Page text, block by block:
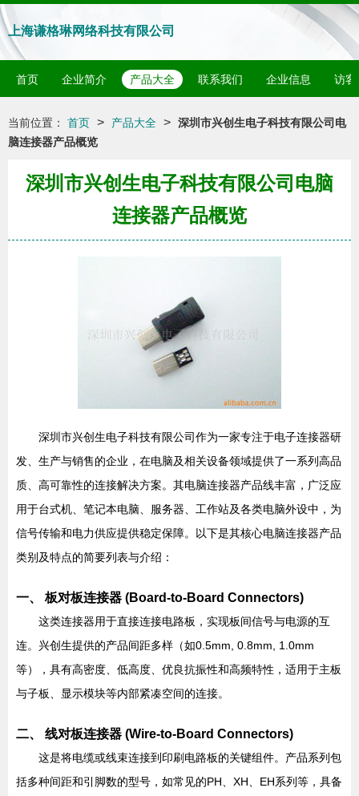
上海谦格琳网络科技有限公司
首页 企业简介 产品大全 联系我们 企业信息 访客
当前位置： 首页 > 产品大全 > 深圳市兴创生电子科技有限公司电
脑连接器产品概览
深圳市兴创生电子科技有限公司电脑
连接器产品概览
深圳市兴创生电子科技有限公司作为一家专注于电子连接器研
发、生产与销售的企业，在电脑及相关设备领域提供了一系列高品
质、高可靠性的连接解决方案。其电脑连接器产品线丰富，广泛应
用于台式机、笔记本电脑、服务器、工作站及各类电脑外设中，为
信号传输和电力供应提供稳定保障。以下是其核心电脑连接器产品
类别及特点的简要列表与介绍：
一、 板对板连接器 (Board-to-Board Connectors)
这类连接器用于直接连接电路板，实现板间信号与电源的互
连。兴创生提供的产品间距多样（如0.5mm, 0.8mm, 1.0mm
等），具有高密度、低高度、优良抗振性和高频特性，适用于主板
与子板、显示模块等内部紧凑空间的连接。
二、 线对板连接器 (Wire-to-Board Connectors)
这是将电缆或线束连接到印刷电路板的关键组件。产品系列包
括多种间距和引脚数的型号，如常见的PH、XH、EH系列等，具备